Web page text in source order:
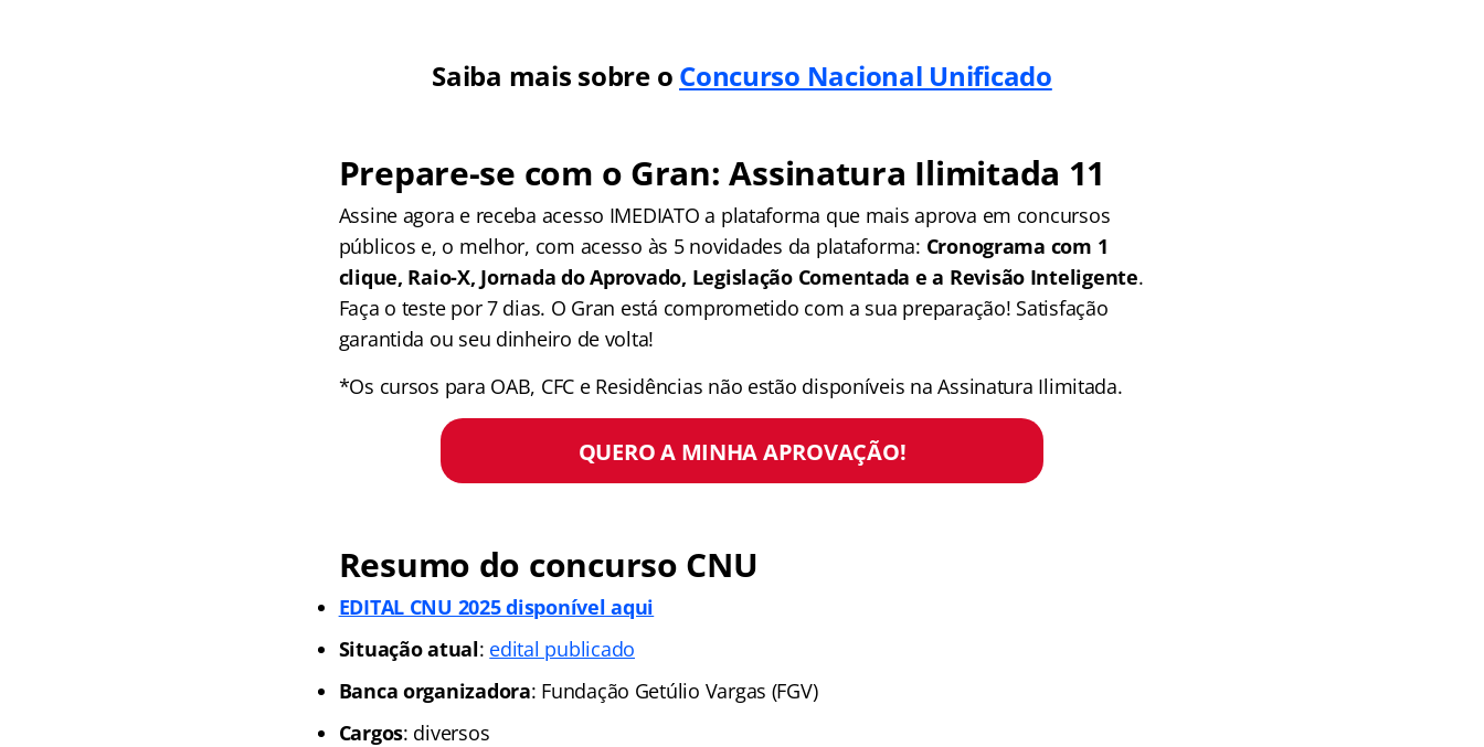
Saiba mais sobre o Concurso Nacional Unificado
Prepare-se com o Gran: Assinatura Ilimitada 11
Assine agora e receba acesso IMEDIATO a plataforma que mais aprova em concursos
públicos e, o melhor, com acesso às 5 novidades da plataforma: Cronograma com 1
clique, Raio-X, Jornada do Aprovado, Legislação Comentada e a Revisão Inteligente.
Faça o teste por 7 dias. O Gran está comprometido com a sua preparação! Satisfação
garantida ou seu dinheiro de volta!
*Os cursos para OAB, CFC e Residências não estão disponíveis na Assinatura Ilimitada.
QUERO A MINHA APROVAÇÃO!
Resumo do concurso CNU
EDITAL CNU 2025 disponível aqui
Situação atual: edital publicado
Banca organizadora: Fundação Getúlio Vargas (FGV)
Cargos: diversos